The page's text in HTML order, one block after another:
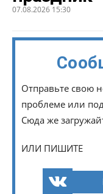
07.08.2026 15:30
Отправьте свою
проблеме или
Сюда же
ИЛИ ПИШИТЕ